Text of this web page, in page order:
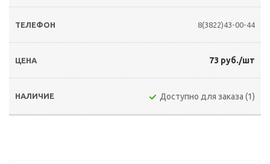
8(3822)43-00-44
73 руб./шт
Доступно для заказа (1)